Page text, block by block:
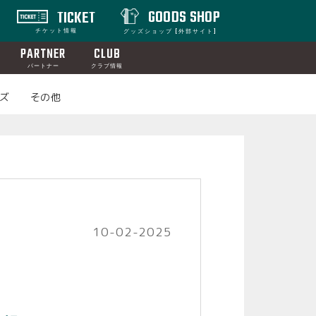
TICKET
チケット情報
GOODS SHOP
グッズショップ [外部サイト]
PARTNER
パートナー
CLUB
クラブ情報
その他
10-02-2025